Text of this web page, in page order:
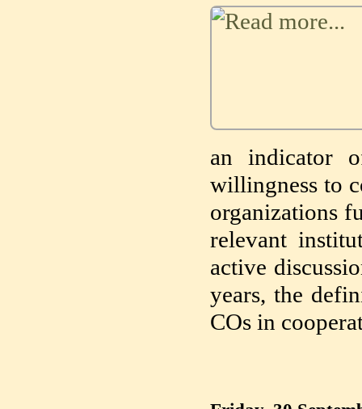
an indicator
willingness to
organizations
relevant
active
years, the
COs in